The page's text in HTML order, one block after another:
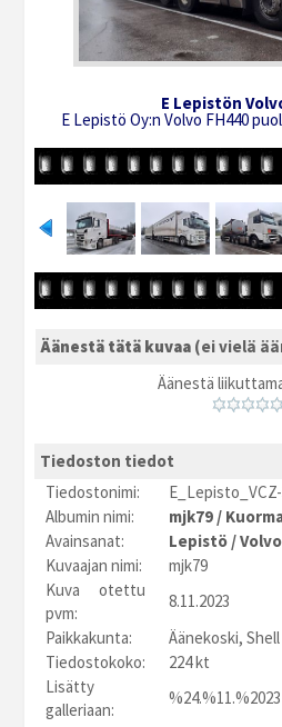
E Lepistön
E Lepistö Oy:n Volvo FH440
Äänestä tätä kuvaa (ei vielä
Äänestä
Tiedoston tiedot
Tiedostonimi:
Albumin nimi:
mjk79 /
Avainsanat:
Lepistö /Volvo
Kuvaajan nimi:
mjk79
Kuva otettu
pvm:
8.11.2023
Paikkakunta:
Äänekoski,
Tiedostokoko:
224 kt
Lisätty
galleriaan:
%24.%11.%2023